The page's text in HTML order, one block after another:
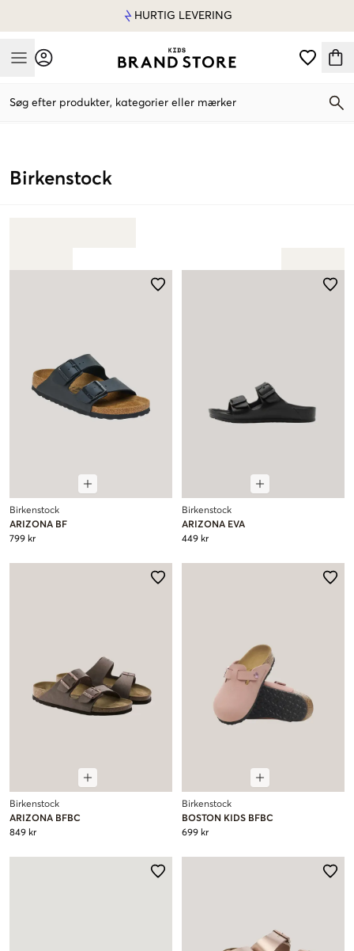
HURTIG LEVERING
Mobile Menu
Søg efter produkter, kategorier eller mærker
Birkenstock
Birkenstock
ARIZONA BF
799 kr
Birkenstock
ARIZONA EVA
449 kr
Birkenstock
ARIZONA BFBC
849 kr
Birkenstock
BOSTON KIDS BFBC
699 kr